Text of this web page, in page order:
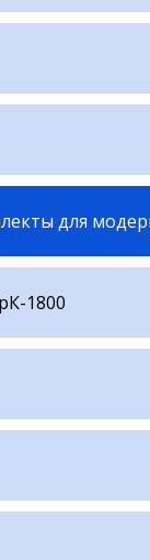
для
1800